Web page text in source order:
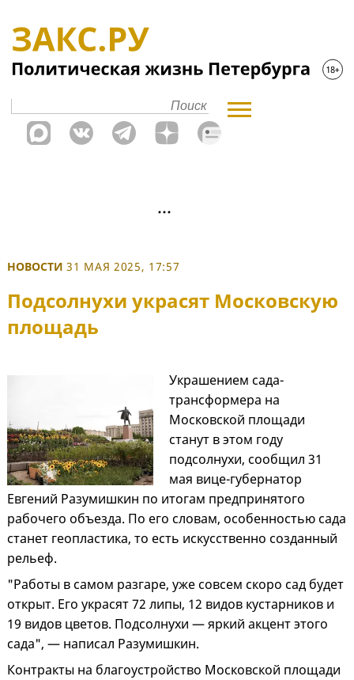
НОВОСТИ 31 МАЯ 2025, 17:57
Подсолнухи украсят Московскую
площадь
Украшением сада-
трансформера на
Московской площади
станут в этом году
подсолнухи, сообщил 31
мая вице-губернатор
Евгений Разумишкин по итогам предпринятого
рабочего объезда. По его словам, особенностью сада
станет геопластика, то есть искусственно созданный
рельеф.
"Работы в самом разгаре, уже совсем скоро сад будет
открыт. Его украсят 72 липы, 12 видов кустарников и
19 видов цветов. Подсолнухи — яркий акцент этого
сада", — написал Разумишкин.
Контракты на благоустройство Московской площади